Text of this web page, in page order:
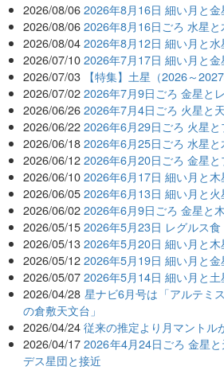
2026/08/06 2026年8月16日 細い月と金
2026/08/06 2026年8月16日ごろ 水星
2026/08/04 2026年8月12日 細い月と
2026/07/10 2026年7月17日 細い月と金
2026/07/03 【特集】土星（2026～2027
2026/07/02 2026年7月9日ごろ 金星と
2026/06/26 2026年7月4日ごろ 火星と
2026/06/22 2026年6月29日ごろ 火星
2026/06/18 2026年6月25日ごろ 水星と
2026/06/12 2026年6月20日ごろ 金星
2026/06/10 2026年6月17日 細い月と
2026/06/05 2026年6月13日 細い月と火
2026/06/02 2026年6月9日ごろ 金星と
2026/05/15 2026年5月23日 レグルス食
2026/05/13 2026年5月20日 細い月と木
2026/05/12 2026年5月19日 細い月と金
2026/05/07 2026年5月14日 細い月と土
2026/04/28 星ナビ6月号は「アルテミ
の倉敷天文台」
2026/04/24 従来の推定より月マントル
2026/04/17 2026年4月24日ごろ 金星
デス星団と接近